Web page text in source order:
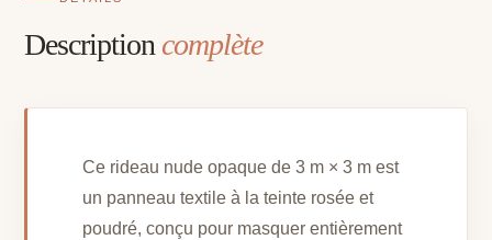
Descriptioncomplète
Ce rideau nude opaque de 3 m × 3 m est
un panneau textile à la teinte rosée et
poudré, conçu pour masquer entièrement